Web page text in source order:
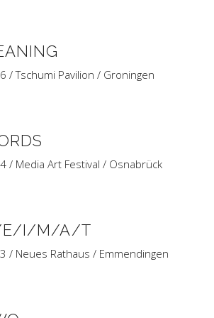
/ Tschumi Pavilion / Groningen
/ Media Art Festival / Osnabrück
I/M/A/T
/ Neues Rathaus / Emmendingen